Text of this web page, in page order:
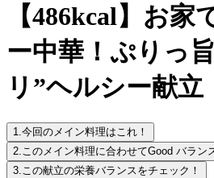
【486kcal】お家
ー中華！ぷりっ
リ”ヘルシー献立
1.今回のメイン料理はこれ！
2.このメイン料理に合わせてGood バラン
3.この献立の栄養バランスをチェック！